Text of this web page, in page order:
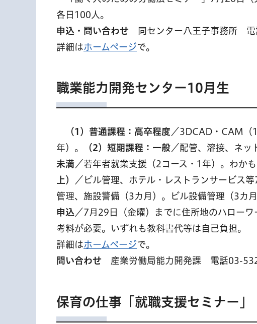
各日100人。
申込・問い合わせ 同センター八王子事務所
詳細はホームページで。
職業能力開発センター10月生
（1）普通課程：高卒程度 ／3DCAD・CAM（1
年）。
（2）短期課程：一般 ／配管、溶接、ネッ
未満 ／若年者就業支援（2コース・1年）。わか
上）
／ビル管理、ホテル・レストランサービス
管理、施設警備（3カ月）。ビル設備管理（3カ月
申込 ／7月29日（金曜）までに住所地のハローワ
考料が必要。いずれも教科書代等は自己負担。
詳細はホームページで。
問い合わせ 産業労働局能力開発課 電話03-
保育の仕事「就職支援セミナー」